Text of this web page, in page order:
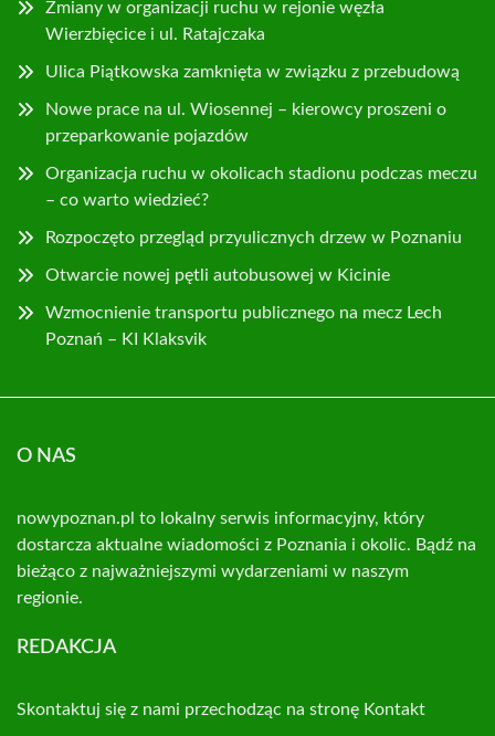
Zmiany w organizacji ruchu w rejonie węzła
Wierzbięcice i ul. Ratajczaka
Ulica Piątkowska zamknięta w związku z przebudową
Nowe prace na ul. Wiosennej – kierowcy proszeni o
przeparkowanie pojazdów
Organizacja ruchu w okolicach stadionu podczas meczu
– co warto wiedzieć?
Rozpoczęto przegląd przyulicznych drzew w Poznaniu
Otwarcie nowej pętli autobusowej w Kicinie
Wzmocnienie transportu publicznego na mecz Lech
Poznań – KI Klaksvik
O NAS
nowypoznan.pl to lokalny serwis informacyjny, który
dostarcza aktualne wiadomości z Poznania i okolic. Bądź na
bieżąco z najważniejszymi wydarzeniami w naszym
regionie.
REDAKCJA
Skontaktuj się z nami przechodząc na stronę Kontakt